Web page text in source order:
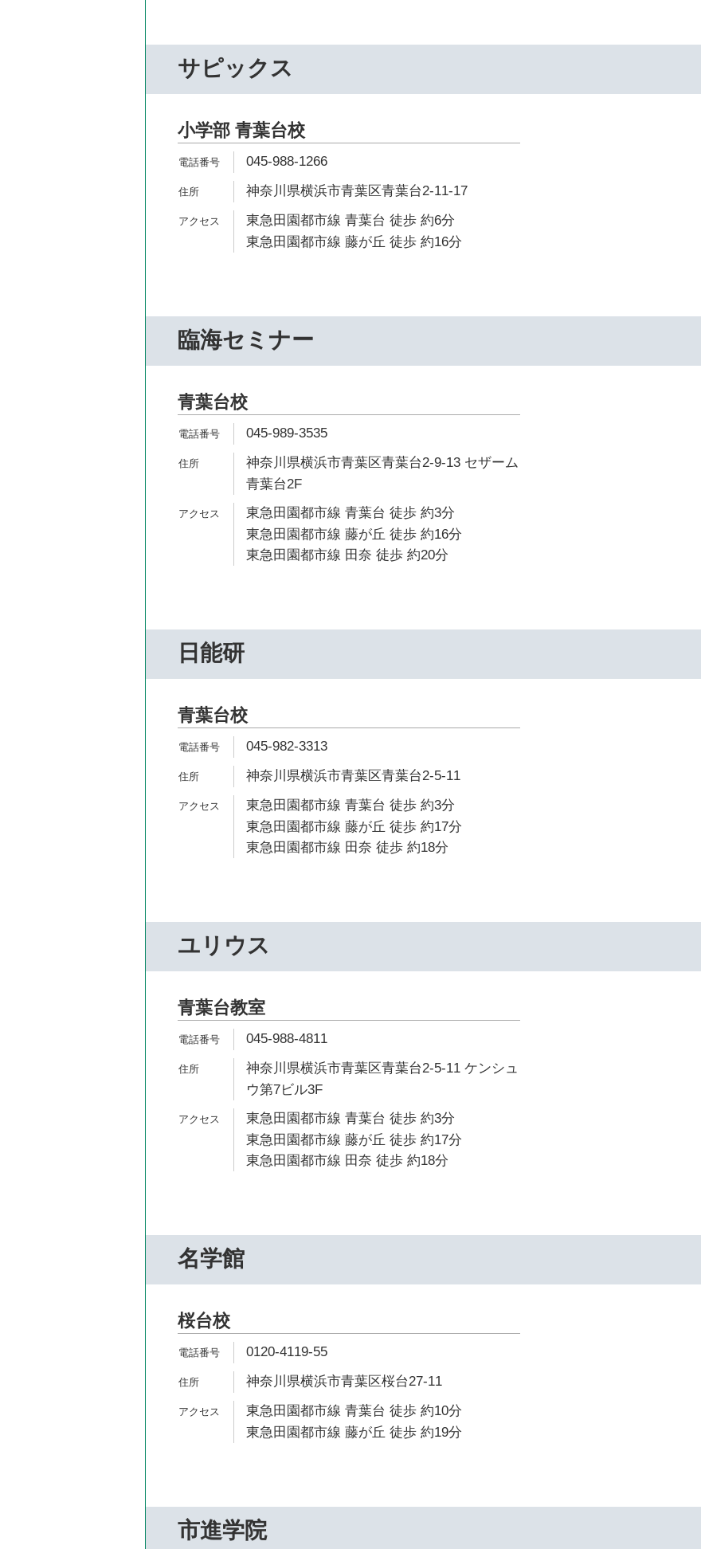
サピックス
小学部 青葉台校
045-988-1266
神奈川県横浜市青葉区青葉台2-11-17
東急田園都市線 青葉台 徒歩 約6分
東急田園都市線 藤が丘 徒歩 約16分
臨海セミナー
青葉台校
045-989-3535
神奈川県横浜市青葉区青葉台2-9-13 セザーム
青葉台2F
東急田園都市線 青葉台 徒歩 約3分
東急田園都市線 藤が丘 徒歩 約16分
東急田園都市線 田奈 徒歩 約20分
日能研
青葉台校
045-982-3313
神奈川県横浜市青葉区青葉台2-5-11
東急田園都市線 青葉台 徒歩 約3分
東急田園都市線 藤が丘 徒歩 約17分
東急田園都市線 田奈 徒歩 約18分
ユリウス
青葉台教室
045-988-4811
神奈川県横浜市青葉区青葉台2-5-11 ケンシュ
ウ第7ビル3F
東急田園都市線 青葉台 徒歩 約3分
東急田園都市線 藤が丘 徒歩 約17分
東急田園都市線 田奈 徒歩 約18分
名学館
桜台校
0120-4119-55
神奈川県横浜市青葉区桜台27-11
東急田園都市線 青葉台 徒歩 約10分
東急田園都市線 藤が丘 徒歩 約19分
市進学院